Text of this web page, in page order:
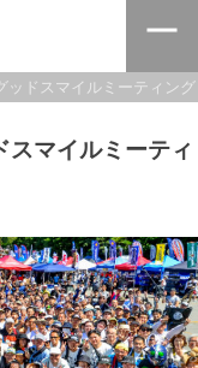
ッドスマイルミーティング
スマイルミーティ